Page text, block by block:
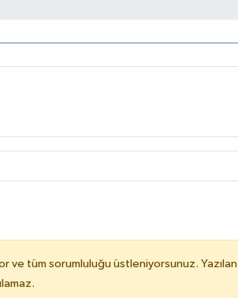
ve tüm sorumluluğu üstleniyorsunuz. Yazılan